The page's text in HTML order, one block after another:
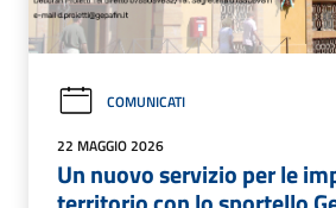
COMUNICATI
22 MAGGIO 2026
Un nuovo servizio per le